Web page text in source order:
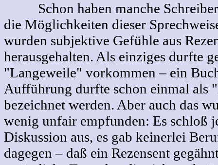
Schon haben manche
die Möglichkeiten dieser
wurden subjektive Gefühle aus
herausgehalten. Als einziges durfte
"Langeweile" vorkommen – ein
Aufführung durfte schon einmal als
bezeichnet werden. Aber auch das
wenig unfair empfunden: Es schloß
Diskussion aus, es gab keinerlei
dagegen – daß ein Rezensent